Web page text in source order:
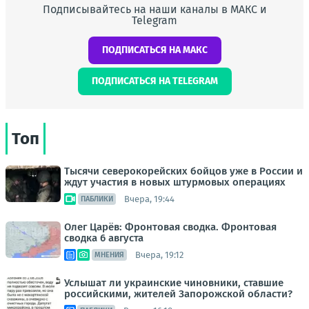
Подписывайтесь на наши каналы в МАКС и
Telegram
ПОДПИСАТЬСЯ НА МАКС
ПОДПИСАТЬСЯ НА TELEGRAM
Топ
Тысячи северокорейских бойцов уже в России и
ждут участия в новых штурмовых операциях
ПАБЛИКИ Вчера, 19:44
Олег Царёв: Фронтовая сводка. Фронтовая
сводка 6 августа
МНЕНИЯ Вчера, 19:12
Услышат ли украинские чиновники, ставшие
российскими, жителей Запорожской области?